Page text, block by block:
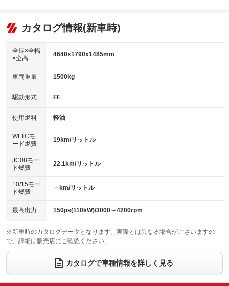
リフトアップ
：装備なし
：装備なし
パワーウィンドウ
アイドリングストップ
：装備あり
USB入力端子
：装備あり
100V電源
：装備なし
センターデフロック
：装備なし
電動格納ミラー
：装備あり
ビジュアル
：装備なし
：装備あり
革シート
キーレス
HID(キセノンライト)
：装備なし
バックカメラ
：装備あり
エアロ
：装備なし
：装備なし
パワーシート
ベンチシート
：装備なし
チップアップシート
：装備なし ：装備なし
：装備なし ：装備あり
ウォークスルー
：装備なし
電動リアゲート フロントカメラ
：装備なし
：装備なし ：装備なし
カタログ情報(新車時)
全長×全幅
×全高
4640x1790x1485mm
車両重量 1500kg
駆動形式 FF
使用燃料 軽油
WLTCモ
ード燃費
19km/リットル
JC08モー
ド燃費
22.1km/リットル
10/15モー
ド燃費
－km/リットル
最高出力 150ps(110kW)/3000～4200rpm
※新車時のカタログデータとなります。実際とは異なる場合がございますの
で、詳細は販売店にご確認ください。
カタログで車種情報を詳しく見る